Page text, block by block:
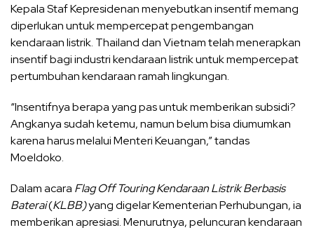
Kepala Staf Kepresidenan menyebutkan insentif memang
diperlukan untuk mempercepat pengembangan
kendaraan listrik. Thailand dan Vietnam telah menerapkan
insentif bagi industri kendaraan listrik untuk mempercepat
pertumbuhan kendaraan ramah lingkungan.
“Insentifnya berapa yang pas untuk memberikan subsidi?
Angkanya sudah ketemu, namun belum bisa diumumkan
karena harus melalui Menteri Keuangan,” tandas
Moeldoko.
Dalam acara Flag Off Touring Kendaraan Listrik Berbasis
Baterai(KLBB)yang digelar Kementerian Perhubungan, ia
memberikan apresiasi. Menurutnya, peluncuran kendaraan